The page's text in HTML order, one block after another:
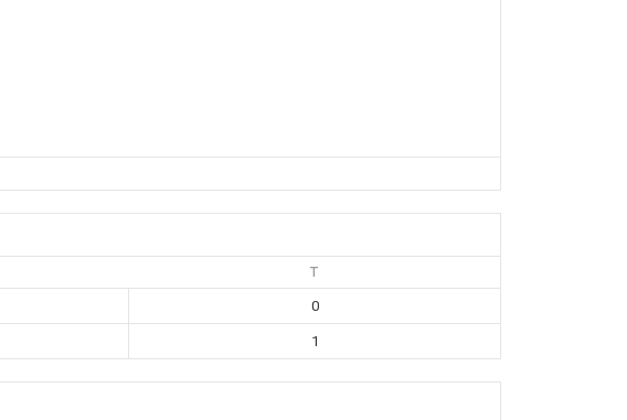
T
0
1